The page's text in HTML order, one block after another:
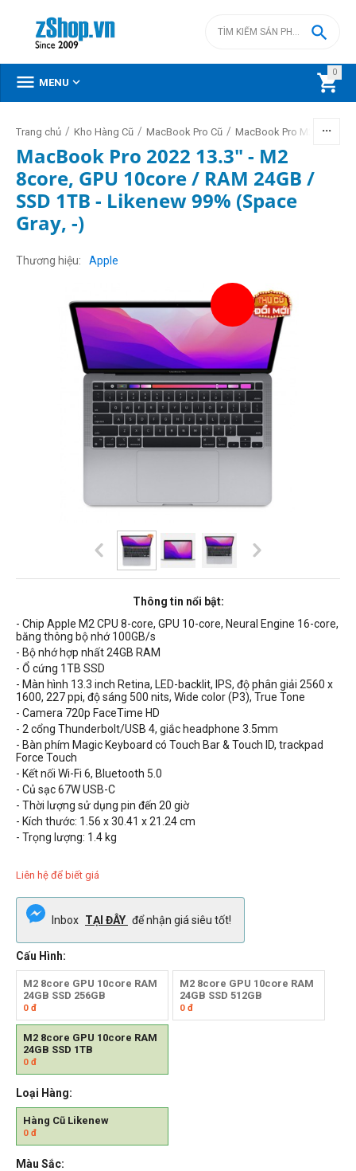
0


 MENU 
Trang chủ / Kho Hàng Cũ / MacBook Pro Cũ / MacBook Pro M2 cũ
MacBook Pro 2022 13.3" - M2
8core, GPU 10core / RAM 24GB /
SSD 1TB - Likenew 99% (Space
Gray, -)
Thương hiệu Apple
Thông tin nổi bật:
- Chip Apple M2 CPU 8-core, GPU 10-core, Neural Engine 16-core,
băng thông bộ nhớ 100GB/s
- Bộ nhớ hợp nhất 24GB RAM
- Ổ cứng 1TB SSD
- Màn hình 13.3 inch Retina, LED-backlit, IPS, độ phân giải 2560 x
1600, 227 ppi, độ sáng 500 nits, Wide color (P3), True Tone
- Camera 720p FaceTime HD
- 2 cổng Thunderbolt/USB 4, giắc headphone 3.5mm
- Bàn phím Magic Keyboard có Touch Bar & Touch ID, trackpad
Force Touch
- Kết nối Wi-Fi 6, Bluetooth 5.0
- Củ sạc 67W USB-C
- Thời lượng sử dụng pin đến 20 giờ
- Kích thước: 1.56 x 30.41 x 21.24 cm
- Trọng lượng: 1.4 kg
Liên hệ để biết giá
Inbox TẠI ĐÂY để nhận giá siêu tốt!
Cấu Hình:
M2 8core GPU 10core RAM
24GB SSD 256GB
0 đ
M2 8core GPU 10core RAM
24GB SSD 512GB
0đ
M2 8core GPU 10core RAM
24GB SSD 1TB
0 đ
Loại Hàng:
Hàng Cũ Likenew
0 đ
Màu Sắc: